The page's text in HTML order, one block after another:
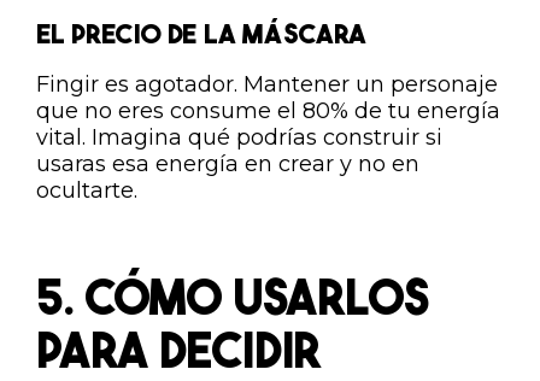
EL PRECIO DE LA MÁSCARA
Fingir es agotador. Mantener un personaje
que no eres consume el 80% de tu energía
vital. Imagina qué podrías construir si
usaras esa energía en crear y no en
ocultarte.
5. CÓMO USARLOS
PARA DECIDIR